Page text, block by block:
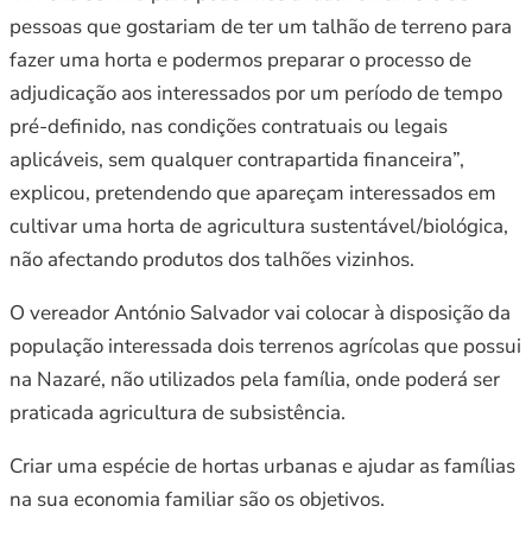
pessoas que gostariam de ter um talhão de terreno para
fazer uma horta e podermos preparar o processo de
adjudicação aos interessados por um período de tempo
pré-definido, nas condições contratuais ou legais
aplicáveis, sem qualquer contrapartida financeira”,
explicou, pretendendo que apareçam interessados em
cultivar uma horta de agricultura sustentável/biológica,
não afectando produtos dos talhões vizinhos.
O vereador António Salvador vai colocar à disposição da
população interessada dois terrenos agrícolas que possui
na Nazaré, não utilizados pela família, onde poderá ser
praticada agricultura de subsistência.
Criar uma espécie de hortas urbanas e ajudar as famílias
na sua economia familiar são os objetivos.